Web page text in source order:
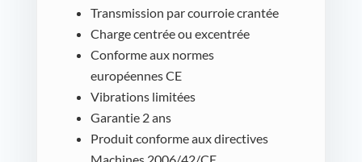
Transmission par courroie crantée
Charge centrée ou excentrée
Conforme aux normes
européennes CE
Vibrations limitées
Garantie 2 ans
Produit conforme aux directives
Machines 2006/42/CE